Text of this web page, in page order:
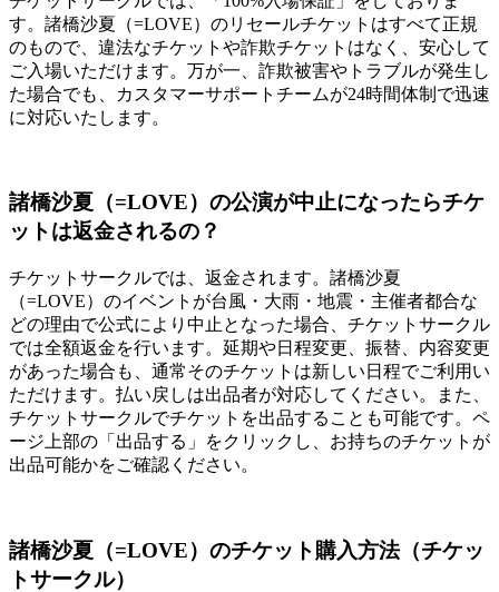
す。諸橋沙夏（=LOVE）のリセールチケットはすべて正規
のもので、違法なチケットや詐欺チケットはなく、安心して
ご入場いただけます。万が一、詐欺被害やトラブルが発生し
た場合でも、カスタマーサポートチームが24時間体制で迅速
に対応いたします。
諸橋沙夏（=LOVE）の公演が中止になったらチケ
ットは返金されるの？
チケットサークルでは、返金されます。諸橋沙夏
（=LOVE）のイベントが台風・大雨・地震・主催者都合な
どの理由で公式により中止となった場合、チケットサークル
では全額返金を行います。延期や日程変更、振替、内容変更
があった場合も、通常そのチケットは新しい日程でご利用い
ただけます。払い戻しは出品者が対応してください。また、
チケットサークルでチケットを出品することも可能です。ペ
ージ上部の「出品する」をクリックし、お持ちのチケットが
出品可能かをご確認ください。
諸橋沙夏（=LOVE）のチケット購入方法（チケッ
トサークル）